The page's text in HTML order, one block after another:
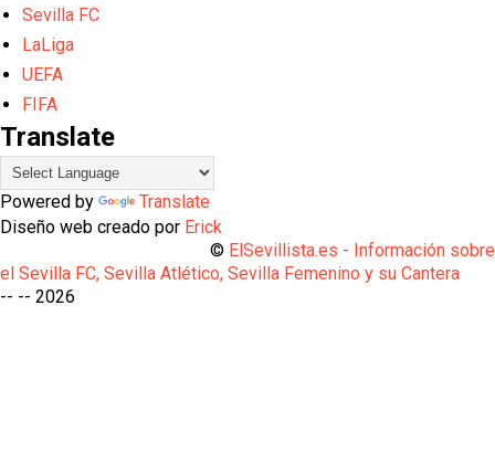
Sevilla FC
LaLiga
UEFA
FIFA
Translate
Powered by
Translate
Diseño web creado por Erick
© ElSevillista.es - Información sobre
el Sevilla FC, Sevilla Atlético, Sevilla Femenino y su Cantera
-- -- 2026